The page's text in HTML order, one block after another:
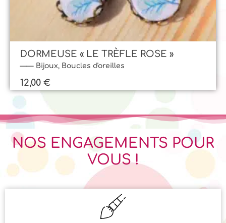
Bijoux, Boucles d'oreilles
DORMEUSE « LE TRÈFLE ROSE »
12,00 €
NOS ENGAGEMENTS POUR
VOUS !